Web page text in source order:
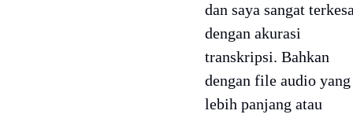
dan saya sangat
dengan akurasi
transkripsi. Bahkan
dengan file audio yang
lebih panjang atau